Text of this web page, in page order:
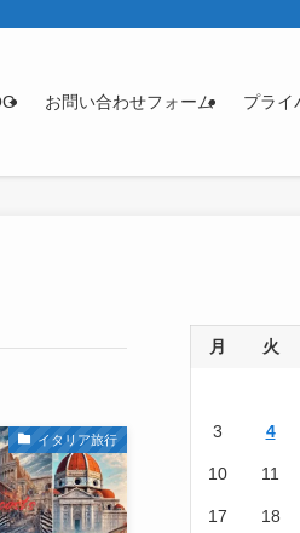
お問い合わせフォーム プライ
イタリア旅行
月 火
3 4
10 11
17 18